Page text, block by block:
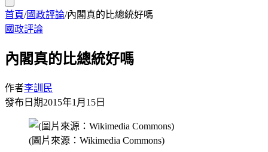
首頁/國政評論/內閣真的比總統好嗎
國政評論
內閣真的比總統好嗎
作者李訓民
發布日期2015年1月15日
(圖片來源：Wikimedia Commons)